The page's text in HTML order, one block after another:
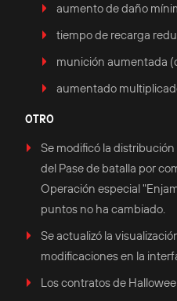
aumento de daño
tiempo de recarga
munición aumentada
aumentado
OTRO
Se modificó la
del Pase de batalla por
Operación especial
puntos no ha cambiado.
Se actualizó la
modificaciones en la
Los contratos de